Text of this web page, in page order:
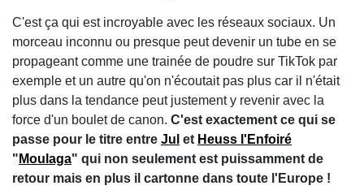
C'est ça qui est incroyable avec les réseaux sociaux. Un
morceau inconnu ou presque peut devenir un tube en se
propageant comme une trainée de poudre sur TikTok par
exemple et un autre qu'on n'écoutait pas plus car il n'était
plus dans la tendance peut justement y revenir avec la
force d'un boulet de canon. C'est exactement ce qui se
passe pour le titre entre Jul et Heuss l'Enfoiré
" Moulaga" qui non seulement est puissamment de
retour mais en plus il cartonne dans toute l'Europe !